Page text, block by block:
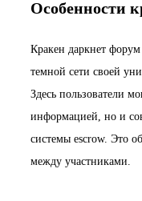
Особенности
Кракен даркнет
темной сети своей
Здесь пользователи
информацией, но и
системы escrow. Это
между участниками.